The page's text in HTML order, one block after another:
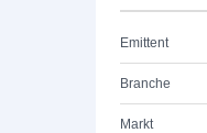
Emittent
Branche
Markt